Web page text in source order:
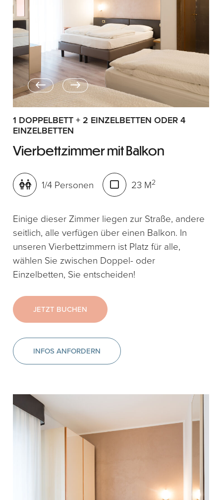
1 DOPPELBETT + 2 EINZELBETTEN ODER 4
EINZELBETTEN
Vierbettzimmer mit Balkon
1/4 Personen 23 M2
Einige dieser Zimmer liegen zur Straße, andere
seitlich, alle verfügen über einen Balkon. In
unseren Vierbettzimmern ist Platz für alle,
wählen Sie zwischen Doppel- oder
Einzelbetten, Sie entscheiden!
JETZT BUCHEN
INFOS ANFORDERN